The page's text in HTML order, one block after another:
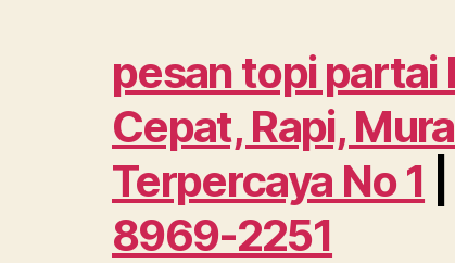
pesan topi partai
Cepat, Rapi,
Terpercaya No 1
8969-2251